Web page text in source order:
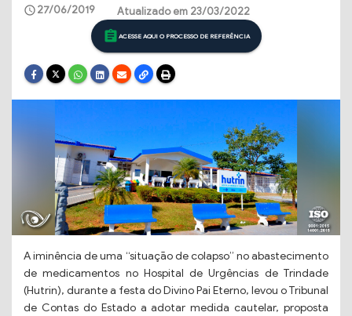
schedule27/06/2019 Atualizado em 23/03/2022
assignment ACESSE AQUI O PROCESSO DE REFERÊNCIA
A iminência de uma “situação de colapso” no abastecimento
de medicamentos no Hospital de Urgências de Trindade
(Hutrin), durante a festa do Divino Pai Eterno, levou o Tribunal
de Contas do Estado a adotar medida cautelar, proposta